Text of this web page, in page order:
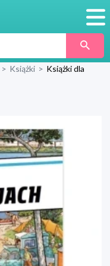
> Książki > Książki dla